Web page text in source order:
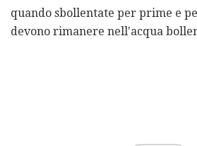
quando sbollentate per prime e
devono rimanere nell'acqua